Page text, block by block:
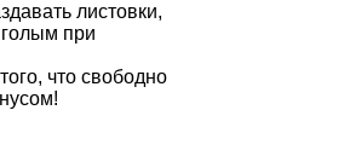
листовки,
при
что свободно